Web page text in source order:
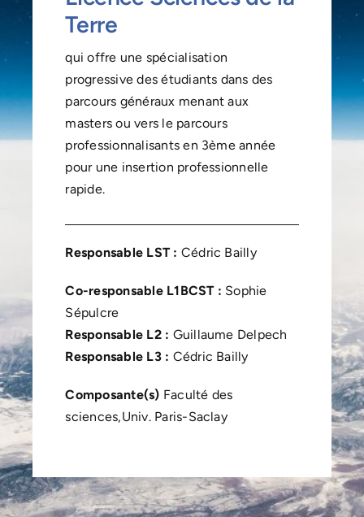
Terre
qui offre une spécialisation
progressive des étudiants dans des
parcours généraux menant aux
masters ou vers le parcours
professionnalisants en 3ème année
pour une insertion professionnelle
rapide.
Responsable LST : Cédric Bailly
Co-responsable L1BCST : Sophie
Sépulcre
Responsable L2 : Guillaume Delpech
Responsable L3 : Cédric Bailly
Composante(s) Faculté des
sciences,Univ. Paris-Saclay